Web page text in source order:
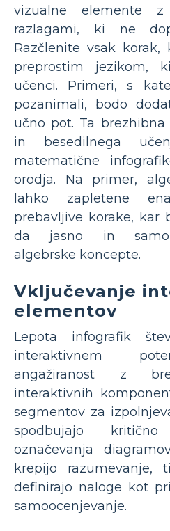
vizualne elemente
razlagami, ki ne
Razčlenite vsak
preprostim jezikom,
učenci. Primeri, s
pozanimali, bodo
učno pot. Ta
in besedilnega
matematične
orodja. Na primer,
lahko zapletene
prebavljive korake, kar
da jasno in
algebrske koncepte.
Vključevanje
elementov
Lepota infografik
interaktivnem
angažiranost z
interaktivnih
segmentov za
spodbujajo
označevanja
krepijo
definirajo naloge kot
samoocenjevanje.